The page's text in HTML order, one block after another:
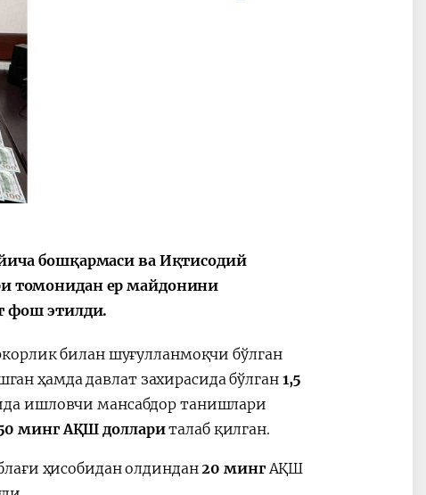
Pokiston hamkorligi
бошқармаси ва Иқтисодий
томонидан ер майдонини
фош этилди.
билан шуғулланмоқчи бўлган
ҳамда давлат захирасида бўлган1,5
ишловчи мансабдор танишлари
минг АҚШ доллариталаб қилган.
ҳисобидан олдиндан20 мингАҚШ